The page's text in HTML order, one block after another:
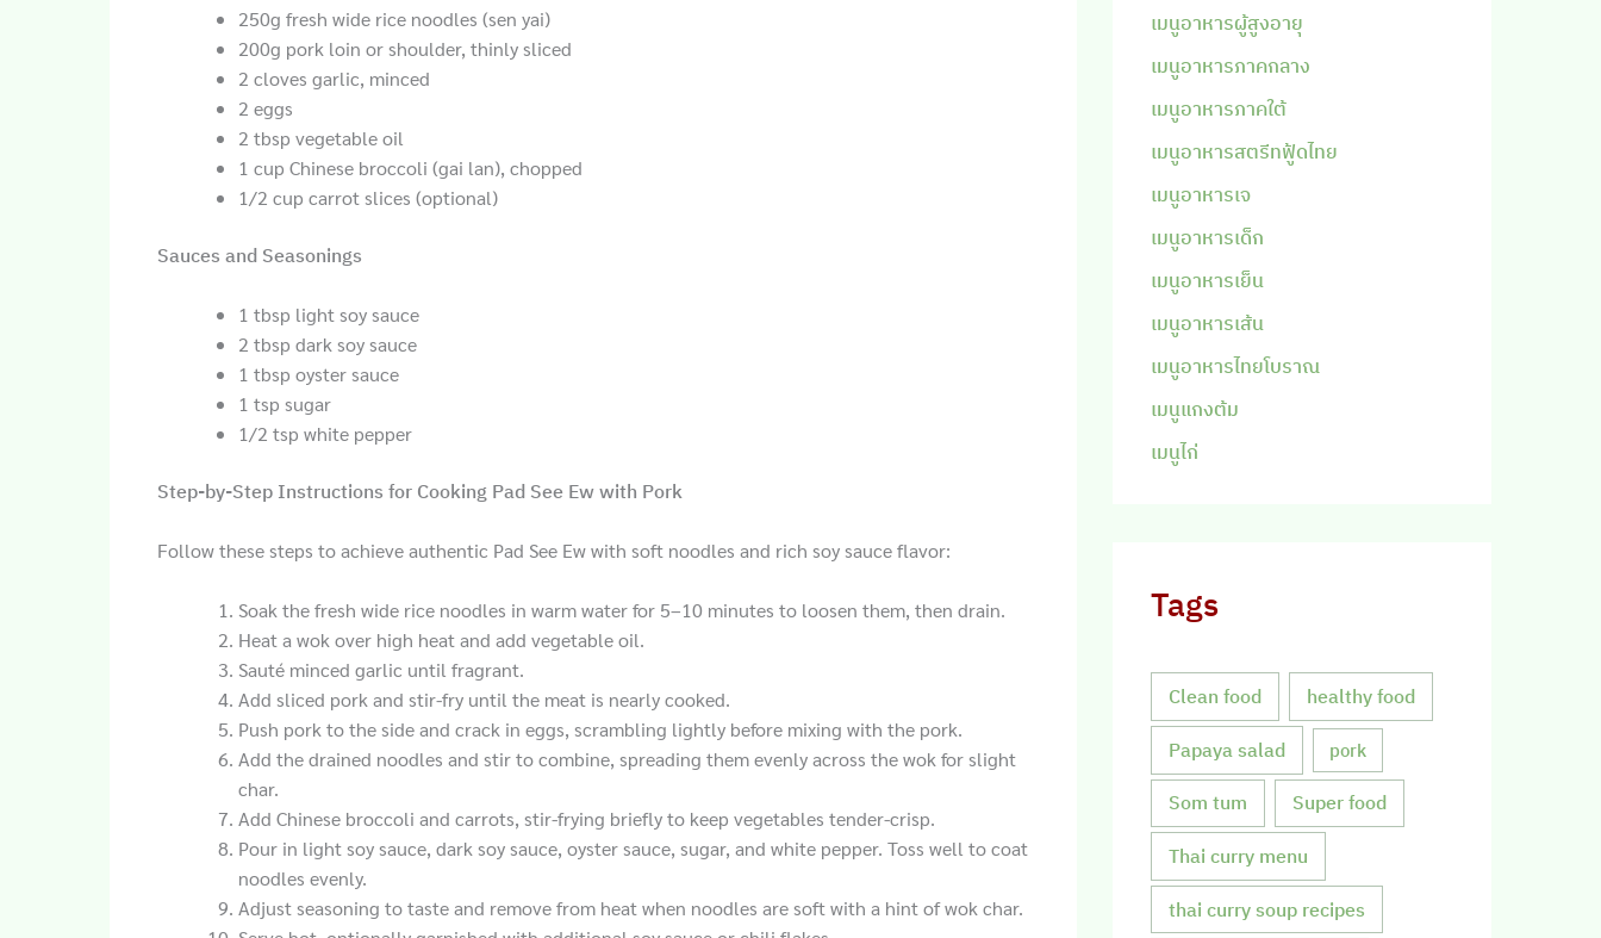
250g fresh wide rice noodles (sen yai)
200g pork loin or shoulder, thinly sliced
2 cloves garlic, minced
2 eggs
2 tbsp vegetable oil
1 cup Chinese broccoli (gai lan), chopped
1/2 cup carrot slices (optional)
Sauces and Seasonings
1 tbsp light soy sauce
2 tbsp dark soy sauce
1 tbsp oyster sauce
1 tsp sugar
1/2 tsp white pepper
Step-by-Step Instructions for Cooking Pad See Ew with Pork
Follow these steps to achieve authentic Pad See Ew with soft noodles and rich soy sauce flavor:
Soak the fresh wide rice noodles in warm water for 5–10 minutes to loosen them, then drain.
Heat a wok over high heat and add vegetable oil.
Sauté minced garlic until fragrant.
Add sliced pork and stir-fry until the meat is nearly cooked.
Push pork to the side and crack in eggs, scrambling lightly before mixing with the pork.
Add the drained noodles and stir to combine, spreading them evenly across the wok for slight
char.
Add Chinese broccoli and carrots, stir-frying briefly to keep vegetables tender-crisp.
Pour in light soy sauce, dark soy sauce, oyster sauce, sugar, and white pepper. Toss well to coat
noodles evenly.
Adjust seasoning to taste and remove from heat when noodles are soft with a hint of wok char.
เมนูอาหารผู้สูงอายุ
เมนูอาหารภาคกลาง
เมนูอาหารภาคใต้
เมนูอาหารสตรีทฟู้ดไทย
เมนูอาหารเจ
เมนูอาหารเด็ก
เมนูอาหารเย็น
เมนูอาหารเส้น
เมนูอาหารไทยโบราณ
เมนูแกงต้ม
เมนูไก่
Tags
Clean food healthy food
Papaya salad pork
Som tum Super food
Thai curry menu
thai curry soup recipes